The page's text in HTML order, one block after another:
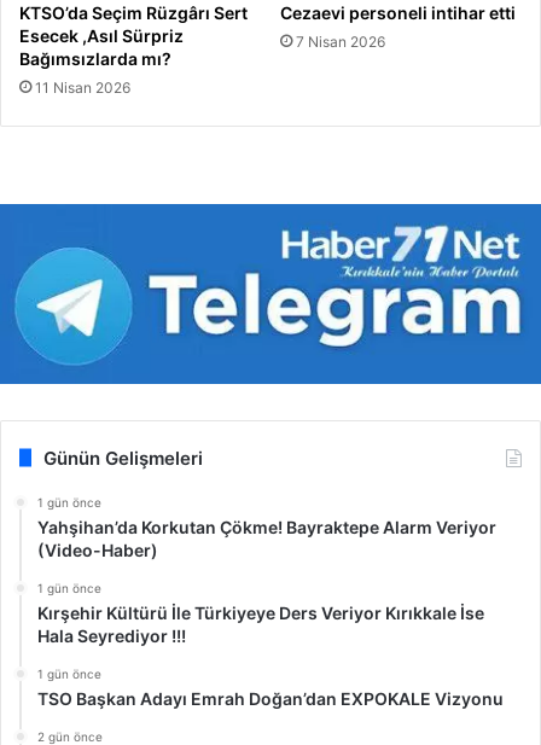
KTSO’da Seçim Rüzgârı Sert
Esecek ,Asıl Sürpriz
Bağımsızlarda mı?
11 Nisan 2026
Cezaevi personeli intihar etti
7 Nisan 2026
Günün Gelişmeleri
1 gün önce
Yahşihan’da Korkutan Çökme! Bayraktepe Alarm Veriyor
(Video-Haber)
1 gün önce
Kırşehir Kültürü İle Türkiyeye Ders Veriyor Kırıkkale İse
Hala Seyrediyor !!!
1 gün önce
TSO Başkan Adayı Emrah Doğan’dan EXPOKALE Vizyonu
2 gün önce